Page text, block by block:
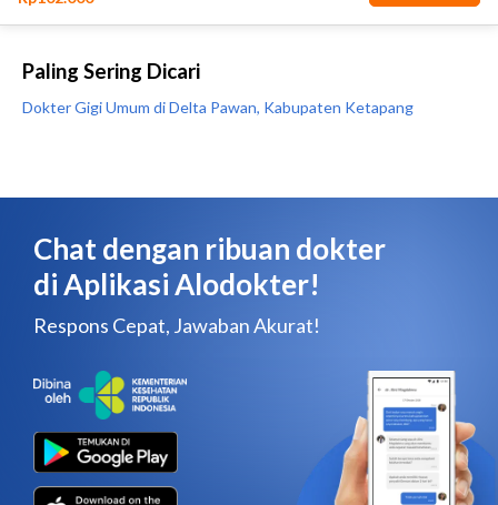
Paling Sering Dicari
Dokter Gigi Umum di Delta Pawan, Kabupaten Ketapang